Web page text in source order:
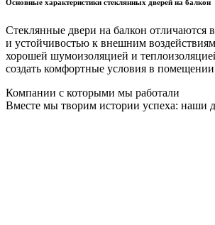
Основные характеристики стеклянных дверей на балкон
Стеклянные двери на балкон отличаются
и устойчивостью к внешним
хорошей шумоизоляцией и
создать комфортные условия в
Компании с которыми мы работали
Вместе мы творим истории успеха: наши